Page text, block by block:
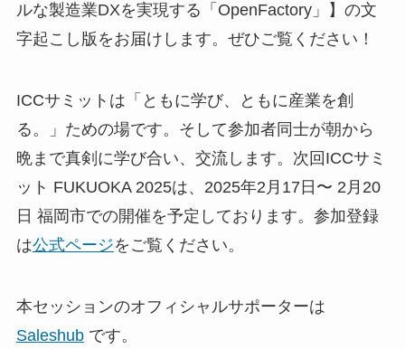
ルな製造業DXを実現する「OpenFactory」】の文
字起こし版をお届けします。ぜひご覧ください！
ICCサミットは「ともに学び、ともに産業を創
る。」ための場です。そして参加者同士が朝から
晩まで真剣に学び合い、交流します。次回ICCサミ
ット FUKUOKA 2025は、2025年2月17日〜 2月20
日 福岡市での開催を予定しております。参加登録
は公式ページをご覧ください。
本セッションのオフィシャルサポーターは
Saleshubです。